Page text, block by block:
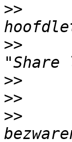
>>
>>
>>
>>
>>